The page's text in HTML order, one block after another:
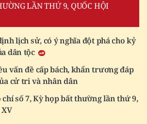
LẦN THỨ 9, QUỐC HỘI
lịch sử, có ý nghĩa đột phá cho kỷ
dân tộc
vấn đề cấp bách, khẩn trương đáp
cử tri và nhân dân
chí số 7, Kỳ họp bất thường lần thứ 9,